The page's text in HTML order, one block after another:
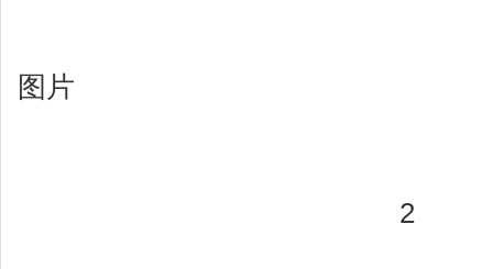
图片
2